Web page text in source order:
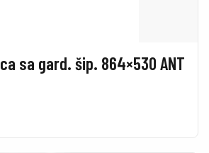
sa gard. šip. 864×530 ANT